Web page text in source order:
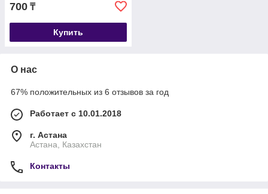
700 ₸
Купить
О нас
67% положительных из 6 отзывов за год
Работает с 10.01.2018
г. Астана
Астана, Казахстан
Контакты